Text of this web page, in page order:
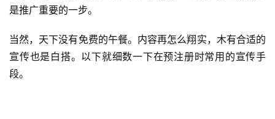
是推广重要的一步。
当然，天下没有免费的午餐。内容再怎么翔实，木有合适的
宣传也是白搭。以下就细数一下在预注册时常用的宣传手
段。